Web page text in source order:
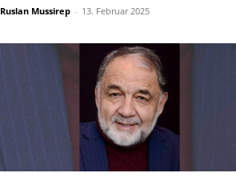
Ruslan Mussirep - 13. Februar 2025